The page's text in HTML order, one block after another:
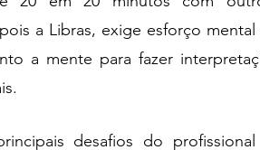
a Libras, exige esforço
a mente para fazer
desafios do